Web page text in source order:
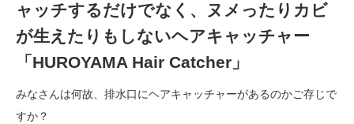
ャッチするだけでなく、ヌメったりカビ
が生えたりもしないヘアキャッチャー
「HUROYAMA Hair Catcher」
みなさんは何故、排水口にヘアキャッチャーがあるのかご存じで
すか？